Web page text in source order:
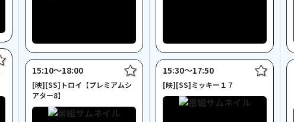
15:10〜18:00
[映][SS]トロイ【プレミアムシ
アター8】
15:30〜17:50
[映][SS]ミッキー１７